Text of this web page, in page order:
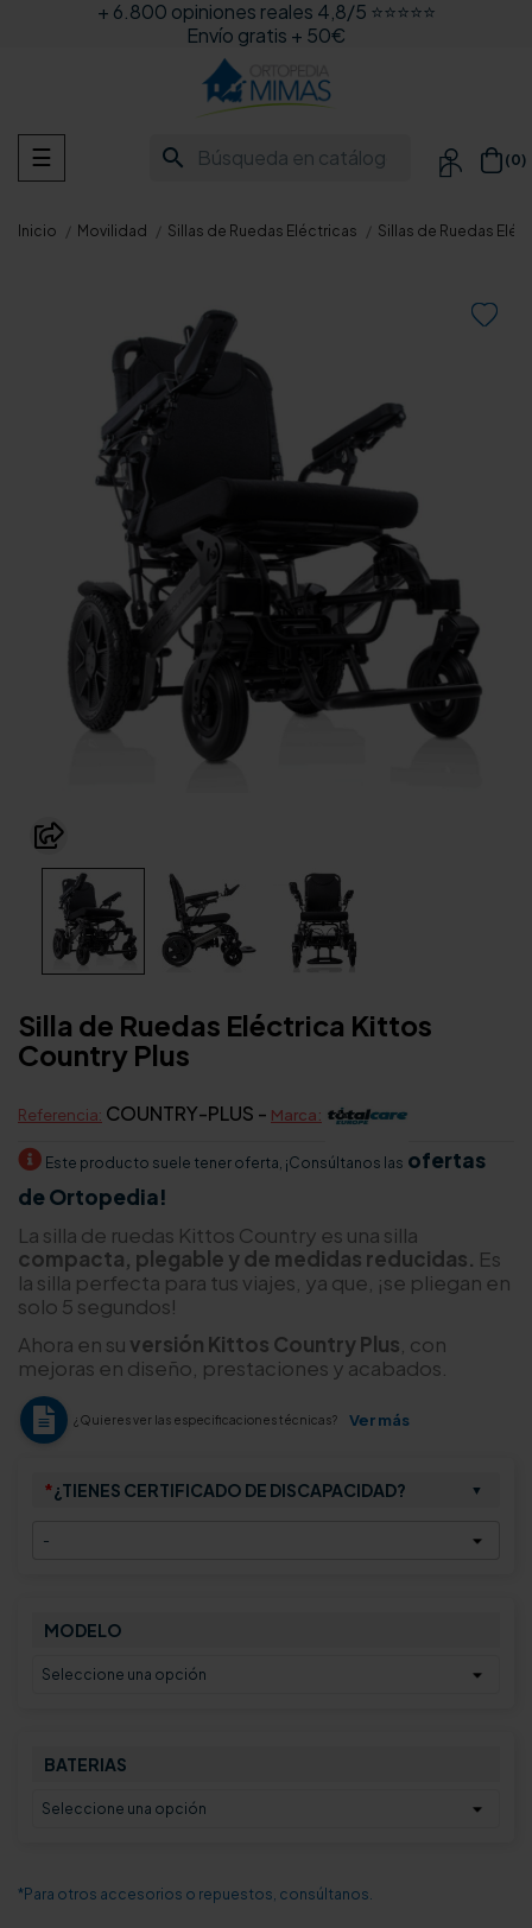
+ 6.800 opiniones reales 4,8/5 ⭐⭐⭐⭐⭐
Envío gratis + 50€
search  (0)
Navegación
de
☰
Inicio Movilidad Sillas de Ruedas Eléctricas Sillas de Ruedas

Silla de Ruedas Eléctrica Kittos
Country Plus
Referencia: COUNTRY-PLUS - Marca:
Este producto suele tener oferta, ¡Consúltanos las ofertas
de Ortopedia!
La silla de ruedas Kittos Country es una silla
compacta, plegable y de medidas reducidas. Es
la silla perfecta para tus viajes, ya que, ¡se pliegan en
solo 5 segundos!
Ahora en su versión Kittos Country Plus , con
mejoras en diseño, prestaciones y acabados.
¿Quieres ver las especificaciones técnicas? Ver más
*¿TIENES CERTIFICADO DE DISCAPACIDAD? ▼
MODELO
BATERIAS
*Para otros accesorios o repuestos, consúltanos.